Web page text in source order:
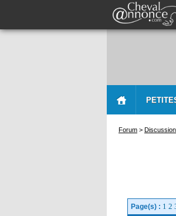
Forum >
Page(s) : 1 2